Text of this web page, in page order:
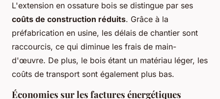
L'extension en ossature bois se distingue par ses
coûts de construction réduits. Grâce à la
préfabrication en usine, les délais de chantier sont
raccourcis, ce qui diminue les frais de main-
d'œuvre. De plus, le bois étant un matériau léger, les
coûts de transport sont également plus bas.
Économies sur les factures énergétiques